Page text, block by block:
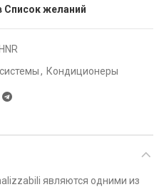
Список желаний
, Кондиционеры
являются одними из